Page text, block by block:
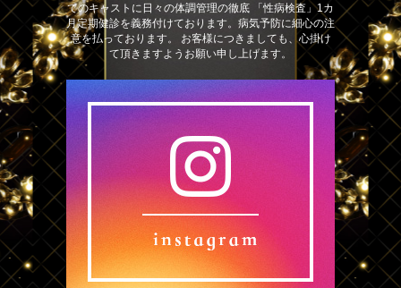
てのキャストに日々の体調管理の徹底 「性病検査」1カ
月定期健診を義務付けております。病気予防に細心の注
意を払っております。 お客様につきましても、心掛け
て頂きますようお願い申し上げます。